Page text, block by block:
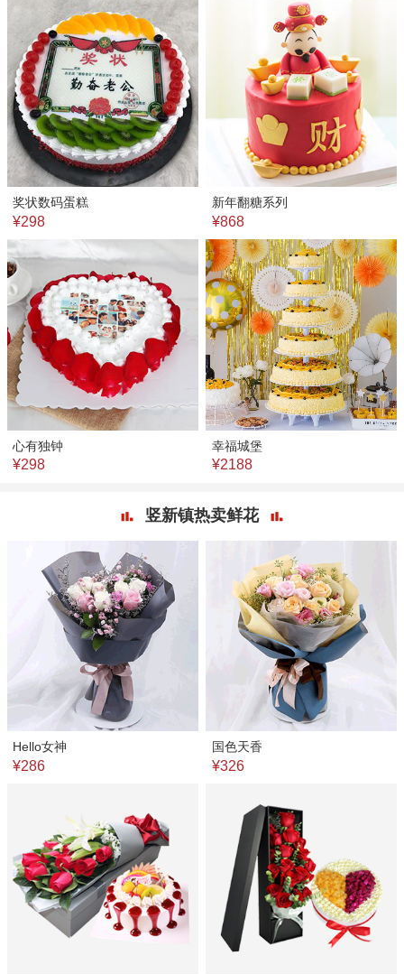
奖状数码蛋糕
¥298
新年翻糖系列
¥868
心有独钟
¥298
幸福城堡
¥2188
竖新镇热卖鲜花
Hello女神
¥286
国色天香
¥326